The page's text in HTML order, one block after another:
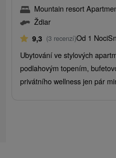
Mountain resort
Ždiar
9,3 (3 recenzí)Od 1 Noci
Ubytování ve stylových
podlahovým topením,
privátního wellness jen pár